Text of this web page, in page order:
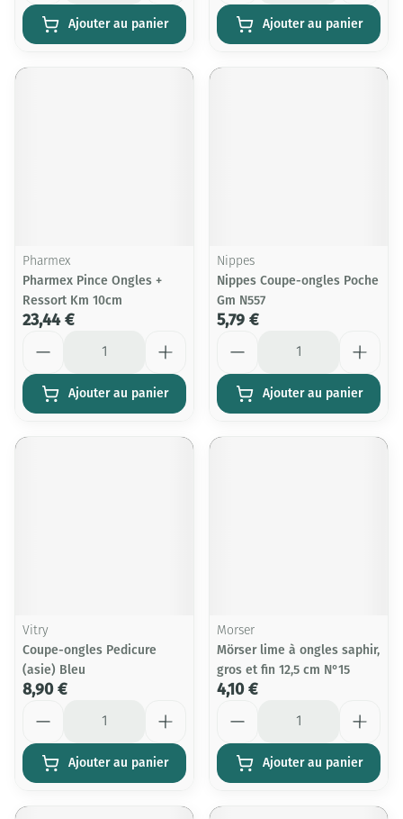
Ajouter au panier Ajouter au panier
Pharmex
Pharmex Pince Ongles +
Ressort Km 10cm
23,44 €
Ajouter au panier
Nippes
Nippes Coupe-ongles Poche
Gm N557
5,79 €
Ajouter au panier
Vitry
Coupe-ongles Pedicure
(asie) Bleu
8,90 €
Ajouter au panier
Morser
Mörser lime à ongles saphir,
gros et fin 12,5 cm N°15
4,10 €
Ajouter au panier